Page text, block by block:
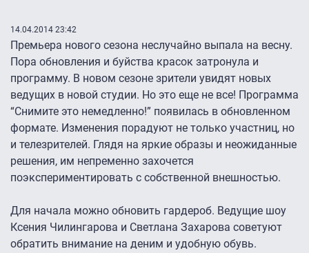
14.04.2014 23:42
Премьера нового сезона неслучайно выпала на весну.
Пора обновления и буйства красок затронула и
программу. В новом сезоне зрители увидят новых
ведущих в новой студии. Но это еще не все! Программа
“Снимите это немедленно!” появилась в обновленном
формате. Изменения порадуют не только участниц, но
и телезрителей. Глядя на яркие образы и неожиданные
решения, им непременно захочется
поэкспериментировать с собственной внешностью.
Для начала можно обновить гардероб. Ведущие шоу
Ксения Чилингарова и Светлана Захарова советуют
обратить внимание на деним и удобную обувь.